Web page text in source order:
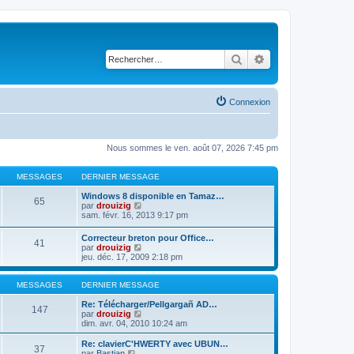
Rechercher
Connexion
Nous sommes le ven. août 07, 2026 7:45 pm
MESSAGES DERNIER MESSAGE
65
Windows 8 disponible en Tamaz…
par drouizig
o
u
l
t
e
r
l
d
e
r
n
i
sam. févr. 16, 2013 9:17 pm
41
Correcteur breton pour Office…
par drouizig
o
n
s
u
l
t
r
l
e
jeu. déc. 17, 2009 2:18 pm
MESSAGES DERNIER MESSAGE
147
Re: Télécharger/Pellgargañ AD…
par drouizig
o
n
s
dim. avr. 04, 2010 10:24 am
37
Re: clavierC'HWERTY avec UBUN…